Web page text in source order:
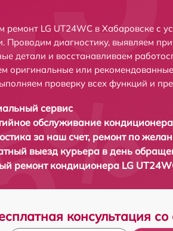
ремонт LG UT24WC в Хабаровске с
Проводим диагностику, выявляем
детали и восстанавливаем
оригинальные или
проверку всех функций и
сервис
обслуживание
за наш счет, ремонт по
выезд курьера в день
ремонт кондиционера LG
консультация